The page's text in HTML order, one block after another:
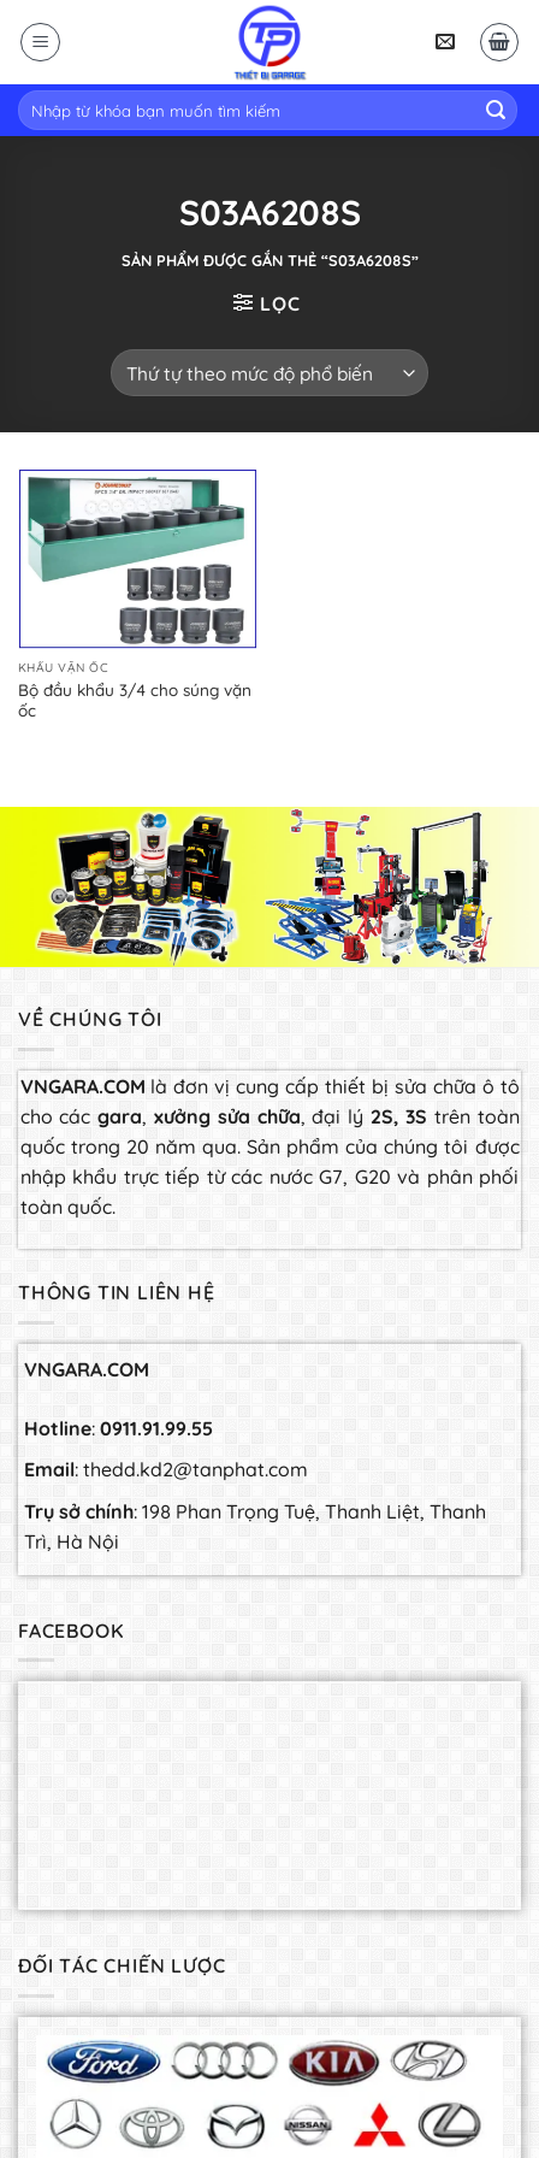
Tìm
kiếm:
S03A6208S
SẢN PHẨM ĐƯỢC GẮN THẺ “S03A6208S”
LỌC
KHẨU VẶN ỐC
Bộ đầu khẩu 3/4 cho súng vặn
ốc
VỀ CHÚNG TÔI
VNGARA.COM là đơn vị cung cấp thiết bị sửa chữa ô tô
cho cácgara, xưởng sửa chữa, đại lý 2S, 3S trên toàn
quốc trong 20 năm qua. Sản phẩm của chúng tôi được
nhập khẩu trực tiếp từ các nước G7, G20 và phân phối
toàn quốc.
THÔNG TIN LIÊN HỆ
VNGARA.COM
Hotline: 0911.91.99.55
Email: thedd.kd2@tanphat.com
Trụ sở chính: 198 Phan Trọng Tuệ, Thanh Liệt, Thanh
Trì, Hà Nội
FACEBOOK
ĐỐI TÁC CHIẾN LƯỢC